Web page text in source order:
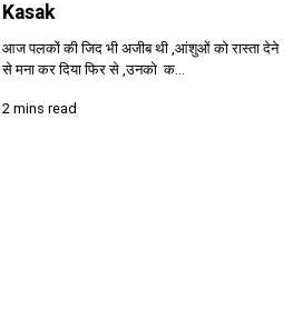
Kasak
आज पलकों की जिद भी अजीब थी ,आंशुओं को रास्ता देने
से मना कर दिया फिर से ,उनको क...
2 mins read